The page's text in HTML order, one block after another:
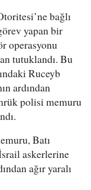
bağlı
yapan bir
operasyonu
tutuklandı. Bu
Ruceyb
ardından
polisi memuru
Batı
askerlerine
ağır yaralı